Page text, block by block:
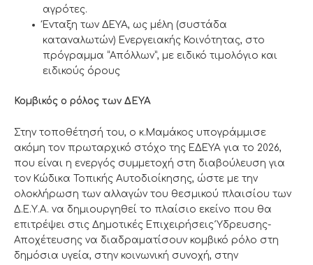
αγρότες.
Ένταξη των ΔΕΥΑ, ως μέλη (συστάδα
καταναλωτών) Ενεργειακής Κοινότητας, στο
πρόγραμμα “Απόλλων”, με ειδικό τιμολόγιο και
ειδικούς όρους
Κομβικός ο ρόλος των ΔΕΥΑ
Στην τοποθέτησή του, ο κ.Μαμάκος υπογράμμισε
ακόμη τον πρωταρχικό στόχο της ΕΔΕΥΑ για το 2026,
που είναι η ενεργός συμμετοχή στη διαβούλευση για
τον Κώδικα Τοπικής Αυτοδιοίκησης, ώστε με την
ολοκλήρωση των αλλαγών του θεσμικού πλαισίου των
Δ.Ε.Υ.Α. να δημιουργηθεί το πλαίσιο εκείνο που θα
επιτρέψει στις Δημοτικές Επιχειρήσεις Ύδρευσης-
Αποχέτευσης να διαδραματίσουν κομβικό ρόλο στη
δημόσια υγεία, στην κοινωνική συνοχή, στην